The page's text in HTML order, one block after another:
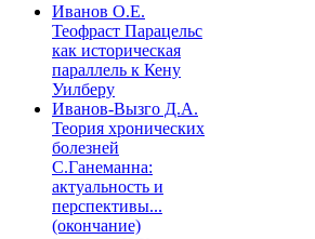
Иванов О.Е.
Теофраст Парацельс
как историческая
параллель к Кену
Уилберу
Иванов-Вызго Д.А.
Теория хронических
болезней
С.Ганеманна:
актуальность и
перспективы...
(окончание)